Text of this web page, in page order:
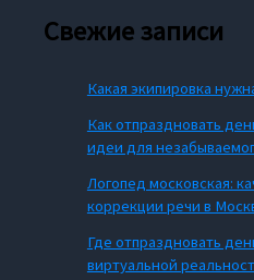
Свежие записи
Какая экипировка
Как отпраздновать
идеи для
Логопед московская:
коррекции речи в
Где отпраздновать
виртуальной